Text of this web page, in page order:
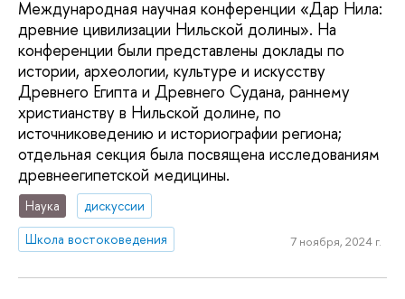
Международная научная конференции «Дар Нила:
древние цивилизации Нильской долины». На
конференции были представлены доклады по
истории, археологии, культуре и искусству
Древнего Египта и Древнего Судана, раннему
христианству в Нильской долине, по
источниковедению и историографии региона;
отдельная секция была посвящена исследованиям
древнеегипетской медицины.
Наука
дискуссии
Школа востоковедения
7 ноября, 2024 г.